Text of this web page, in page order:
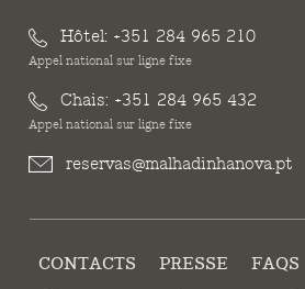
Hôtel: +351 284 965 210
Appel national sur ligne fixe
Chais: +351 284 965 432
Appel national sur ligne fixe
reservas@malhadinhanova.pt
CONTACTS PRESSE
FAQS